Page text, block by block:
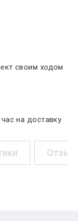
своим ходом
на доставку